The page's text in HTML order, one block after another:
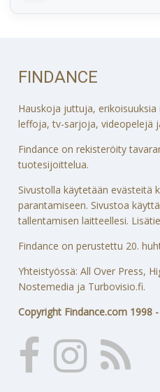
FINDANCE
Hauskoja juttuja,
leffoja, tv-sarjoja, videopelejä
Findance on rekisteröity
tuotesijoittelua.
Sivustolla käytetään evästeitä
parantamiseen. Sivustoa
tallentamisen laitteellesi.
Findance on perustettu 20.
Yhteistyössä: All Over Press,
Nostemedia ja Turbovisio.fi.
Copyright Findance.com 1998